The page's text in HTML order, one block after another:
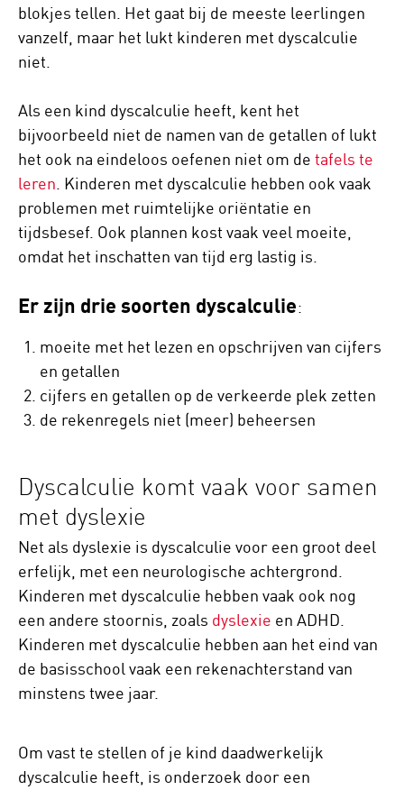
blokjes tellen. Het gaat bij de meeste leerlingen
vanzelf, maar het lukt kinderen met dyscalculie
niet.
Als een kind dyscalculie heeft, kent het
bijvoorbeeld niet de namen van de getallen of lukt
het ook na eindeloos oefenen niet om de tafels te
leren . Kinderen met dyscalculie hebben ook vaak
problemen met ruimtelijke oriëntatie en
tijdsbesef. Ook plannen kost vaak veel moeite,
omdat het inschatten van tijd erg lastig is.
Er zijn drie soorten dyscalculie:
moeite met het lezen en opschrijven van cijfers
en getallen
cijfers en getallen op de verkeerde plek zetten
de rekenregels niet (meer) beheersen
Dyscalculie komt vaak voor samen
met dyslexie
Net als dyslexie is dyscalculie voor een groot deel
erfelijk, met een neurologische achtergrond.
Kinderen met dyscalculie hebben vaak ook nog
een andere stoornis, zoals dyslexie en ADHD.
Kinderen met dyscalculie hebben aan het eind van
de basisschool vaak een rekenachterstand van
minstens twee jaar.
Om vast te stellen of je kind daadwerkelijk
dyscalculie heeft, is onderzoek door een